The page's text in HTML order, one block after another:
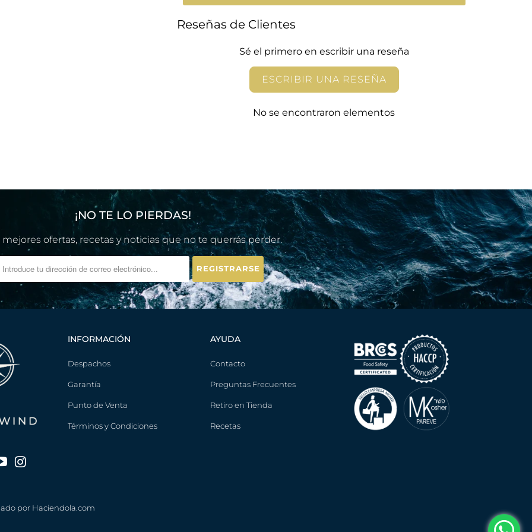
Reseñas de Clientes
Sé el primero en escribir una reseña
ESCRIBIR UNA RESEÑA
No se encontraron elementos
¡NO TE LO PIERDAS!
mejores ofertas, recetas y noticias que no te querrás perder.
INFORMACIÓN
Despachos
Garantía
Punto de Venta
Términos y Condiciones
AYUDA
Contacto
Preguntas Frecuentes
Retiro en Tienda
Recetas
por Haciendola.com